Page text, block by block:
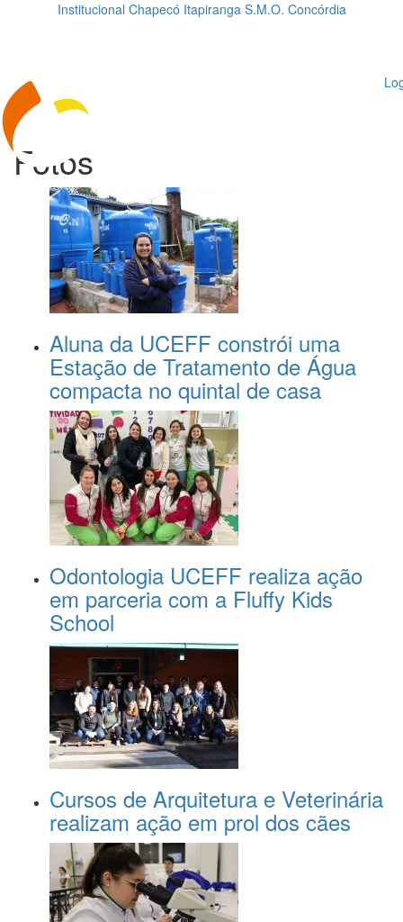
Institucional Chapecó Itapiranga S.M.O. Concórdia
Fotos
Aluna da UCEFF constrói uma
Estação de Tratamento de Água
compacta no quintal de casa
Odontologia UCEFF realiza ação
em parceria com a Fluffy Kids
School
Cursos de Arquitetura e Veterinária
realizam ação em prol dos cães